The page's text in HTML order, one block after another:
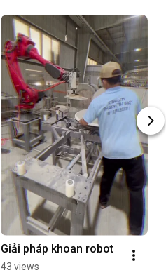
Giải pháp khoan robot
43 views